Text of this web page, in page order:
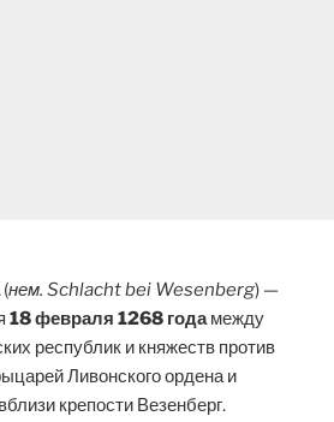
(нем. Schlacht bei Wesenberg) —
18 февраля 1268 годамежду
республик и княжеств против
Ливонского ордена и
крепости Везенберг.